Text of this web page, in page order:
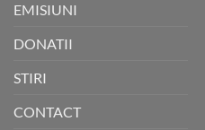
EMISIUNI
DONATII
STIRI
CONTACT